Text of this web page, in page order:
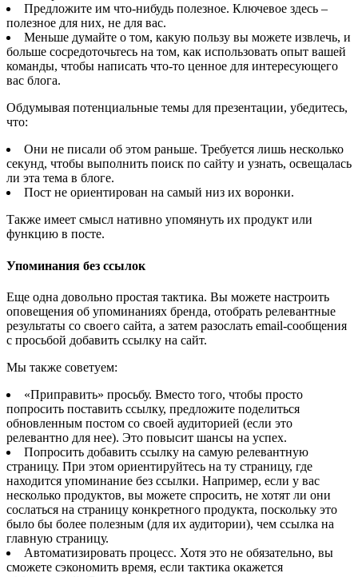
Предложите им что-нибудь полезное. Ключевое здесь –
полезное для них, не для вас.
Меньше думайте о том, какую пользу вы можете извлечь, и
больше сосредоточьтесь на том, как использовать опыт вашей
команды, чтобы написать что-то ценное для интересующего
вас блога.
Обдумывая потенциальные темы для презентации, убедитесь,
что:
Они не писали об этом раньше. Требуется лишь несколько
секунд, чтобы выполнить поиск по сайту и узнать, освещалась
ли эта тема в блоге.
Пост не ориентирован на самый низ их воронки.
Также имеет смысл нативно упомянуть их продукт или
функцию в посте.
Упоминания без ссылок
Еще одна довольно простая тактика. Вы можете настроить
оповещения об упоминаниях бренда, отобрать релевантные
результаты со своего сайта, а затем разослать email-сообщения
с просьбой добавить ссылку на сайт.
Мы также советуем:
«Приправить» просьбу. Вместо того, чтобы просто
попросить поставить ссылку, предложите поделиться
обновленным постом со своей аудиторией (если это
релевантно для нее). Это повысит шансы на успех.
Попросить добавить ссылку на самую релевантную
страницу. При этом ориентируйтесь на ту страницу, где
находится упоминание без ссылки. Например, если у вас
несколько продуктов, вы можете спросить, не хотят ли они
сослаться на страницу конкретного продукта, поскольку это
было бы более полезным (для их аудитории), чем ссылка на
главную страницу.
Автоматизировать процесс. Хотя это не обязательно, вы
сможете сэкономить время, если тактика окажется